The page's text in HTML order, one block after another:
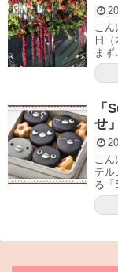
こ
日
まず
「
せ
こ
テル
る「